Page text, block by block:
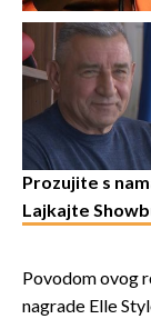
Prozujite s
Lajkajte
Povodom ovog
nagrade Elle